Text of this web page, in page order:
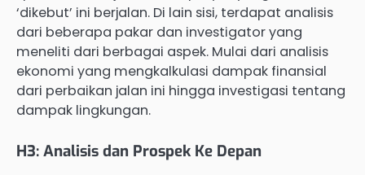
‘dikebut’ ini berjalan. Di lain sisi, terdapat analisis
dari beberapa pakar dan investigator yang
meneliti dari berbagai aspek. Mulai dari analisis
ekonomi yang mengkalkulasi dampak finansial
dari perbaikan jalan ini hingga investigasi tentang
dampak lingkungan.
H3: Analisis dan Prospek Ke Depan